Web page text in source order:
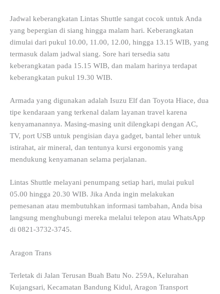
Jadwal keberangkatan Lintas Shuttle sangat cocok untuk Anda
yang bepergian di siang hingga malam hari. Keberangkatan
dimulai dari pukul 10.00, 11.00, 12.00, hingga 13.15 WIB, yang
termasuk dalam jadwal siang. Sore hari tersedia satu
keberangkatan pada 15.15 WIB, dan malam harinya terdapat
keberangkatan pukul 19.30 WIB.
Armada yang digunakan adalah Isuzu Elf dan Toyota Hiace, dua
tipe kendaraan yang terkenal dalam layanan travel karena
kenyamanannya. Masing-masing unit dilengkapi dengan AC,
TV, port USB untuk pengisian daya gadget, bantal leher untuk
istirahat, air mineral, dan tentunya kursi ergonomis yang
mendukung kenyamanan selama perjalanan.
Lintas Shuttle melayani penumpang setiap hari, mulai pukul
05.00 hingga 20.30 WIB. Jika Anda ingin melakukan
pemesanan atau membutuhkan informasi tambahan, Anda bisa
langsung menghubungi mereka melalui telepon atau WhatsApp
di 0821-3732-3745.
Aragon Trans
Terletak di Jalan Terusan Buah Batu No. 259A, Kelurahan
Kujangsari, Kecamatan Bandung Kidul, Aragon Transport